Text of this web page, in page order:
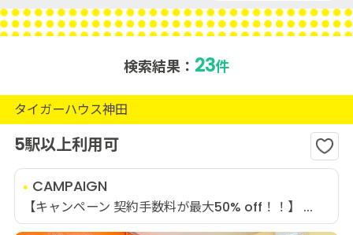
検索結果： 23件
タイガーハウス神田
5駅以上利用可
CAMPAIGN
【キャンペーン 契約手数料が最大50% off！！】 ...